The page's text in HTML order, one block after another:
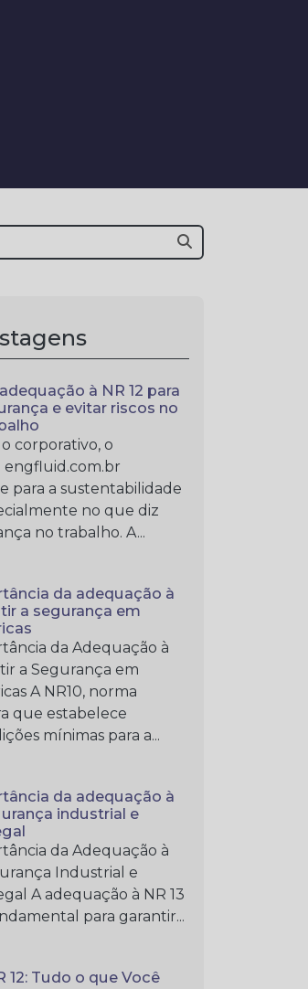
à NR 12 para
e evitar riscos no
corporativo, o
para a sustentabilidade
no que diz
no trabalho. A...
da adequação à
a segurança em
da Adequação à
a Segurança em
A NR10, norma
que estabelece
mínimas para a...
da adequação à
industrial e
da Adequação à
Industrial e
A adequação à NR 13
para garantir...
12: Tudo o que Você